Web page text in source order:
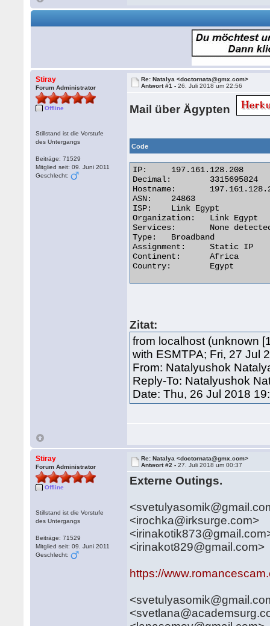
Stiray
Forum Administrator
Offline
Stillstand ist die Vorstufe
des Untergangs
Beiträge: 71529
Mitglied seit: 09. Juni 2011
Geschlecht:
Re: Natalya <doctornata@gmx.com>
Antwort #1 -26. Juli 2018 um 22:56
Mail über Ägypten
Code
IP:	197.161.128.208
Decimal:	3315695824
Hostname:	197.161.128.208
ASN:	24863
ISP:	Link Egypt
Organization:	Link Egypt
Services:	None detected
Type:	Broadband
Assignment:	Static IP
Continent:	Africa
Country:	Egypt
Zitat:
from localhost (unknown
with ESMTPA; Fri, 27 Jul
From: Natalyushok
Reply-To: Natalyushok
Date: Thu, 26 Jul 2018
Stiray
Forum Administrator
Offline
Stillstand ist die Vorstufe
des Untergangs
Beiträge: 71529
Mitglied seit: 09. Juni 2011
Geschlecht:
Re: Natalya <doctornata@gmx.com>
Antwort #2 -27. Juli 2018 um 00:37
Externe Outings.
<irochka@irksurge.com>
<irinakot829@gmail.com>
https://